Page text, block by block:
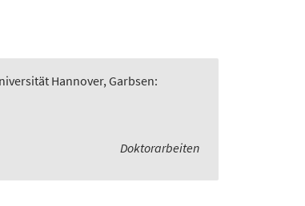
Hannover, Garbsen:
Doktorarbeiten